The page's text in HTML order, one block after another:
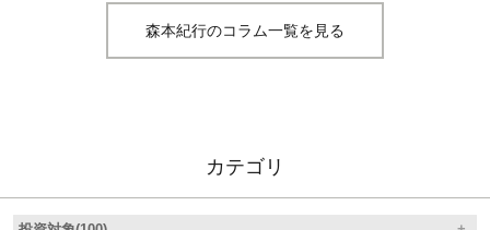
森本紀行のコラム一覧を見る
カテゴリ